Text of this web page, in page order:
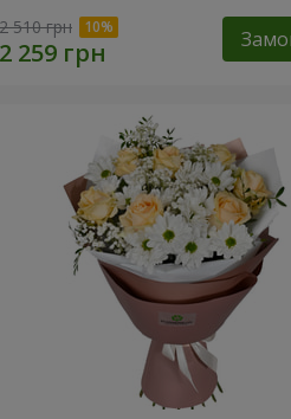
2 510 грн